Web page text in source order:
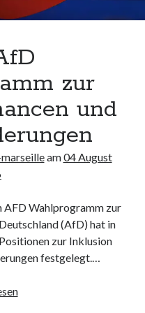
zur
und
am04 August
Wahlprogramm zur
(AfD) hat in
zur Inklusion
festgelegt.…
Das